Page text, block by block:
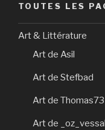
TOUTES LES
Art & Littérature
Art de Asil
Art de Stefbad
Art de Thomas73
Art de